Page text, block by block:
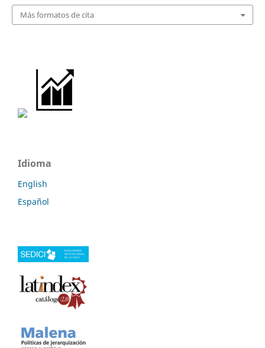
Más formatos de cita
Idioma
English
Español